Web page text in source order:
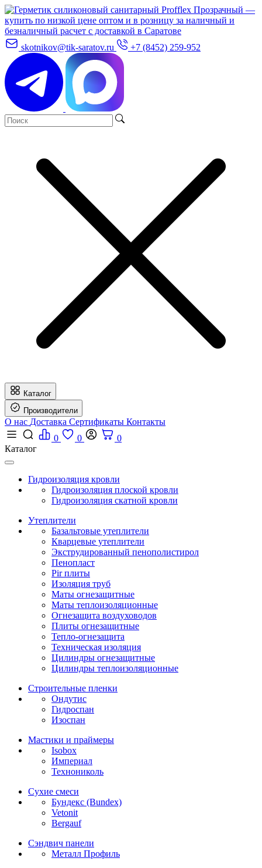
skotnikov@tik-saratov.ru +7 (8452) 259-952
Каталог
Производители
О нас Доставка Сертификаты Контакты
0
0
0
Каталог
Гидроизоляция кровли
Гидроизоляция плоской кровли
Гидроизоляция скатной кровли
Утеплители
Базальтовые утеплители
Кварцевые утеплители
Экструдированный пенополистирол
Пенопласт
Pir плиты
Изоляция труб
Маты огнезащитные
Маты теплоизоляционные
Огнезащита воздуховодов
Плиты огнезащитные
Тепло-огнезащита
Техническая изоляция
Цилиндры огнезащитные
Цилиндры теплоизоляционные
Строительные пленки
Ондутис
Гидроспан
Изоспан
Мастики и праймеры
Isobox
Империал
Технониколь
Сухие смеси
Бундекс (Bundex)
Vetonit
Bergauf
Сэндвич панели
Металл Профиль